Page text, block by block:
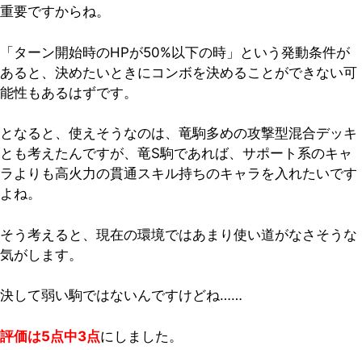
重要ですからね。
「ターン開始時のHPが50%以下の時」という発動条件が
あると、決めたいときにコンボを決めることができない可
能性もあるはずです。
となると、使えそうなのは、竜駒多めの攻撃型混合デッキ
とも考えたんですが、竜S駒であれば、サポート系のキャ
ラよりも高火力の貫通スキル持ちのキャラを入れたいです
よね。
そう考えると、現在の環境ではあまり使い道がなさそうな
気がします。
決して弱い駒ではないんですけどね……
評価は5点中3点にしました。